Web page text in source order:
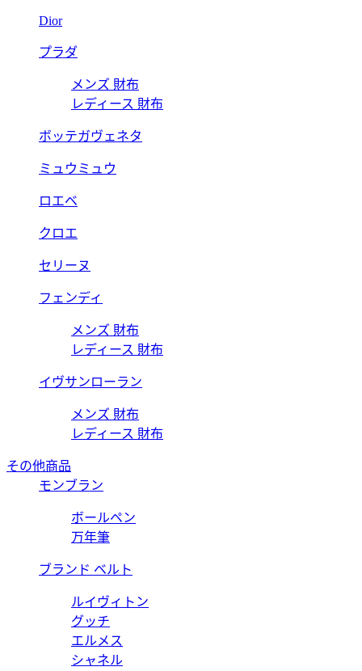
Dior
プラダ
メンズ 財布
レディース 財布
ボッテガヴェネタ
ミュウミュウ
ロエベ
クロエ
セリーヌ
フェンディ
メンズ 財布
レディース 財布
イヴサンローラン
メンズ 財布
レディース 財布
その他商品
モンブラン
ボールペン
万年筆
ブランド ベルト
ルイヴィトン
グッチ
エルメス
シャネル